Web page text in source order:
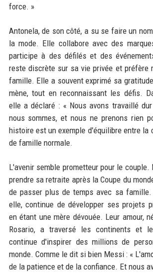
force. »
Antonela, de son côté, a su se faire un
la mode. Elle collabore avec des
participe à des défilés et des
reste discrète sur sa vie privée et préfère
famille. Elle a souvent exprimé sa
mène, tout en reconnaissant les défis.
elle a déclaré : « Nous avons travaillé
nous sommes, et nous ne prenons rien
histoire est un exemple d'équilibre entre la
de famille normale.
L'avenir semble prometteur pour le
prendre sa retraite après la Coupe du
de passer plus de temps avec sa
elle, continue de développer ses projets
en étant une mère dévouée. Leur amour,
Rosario, a traversé les continents et
continue d'inspirer des millions de
monde. Comme le dit si bien Messi : «
de la patience et de la confiance. Et nous